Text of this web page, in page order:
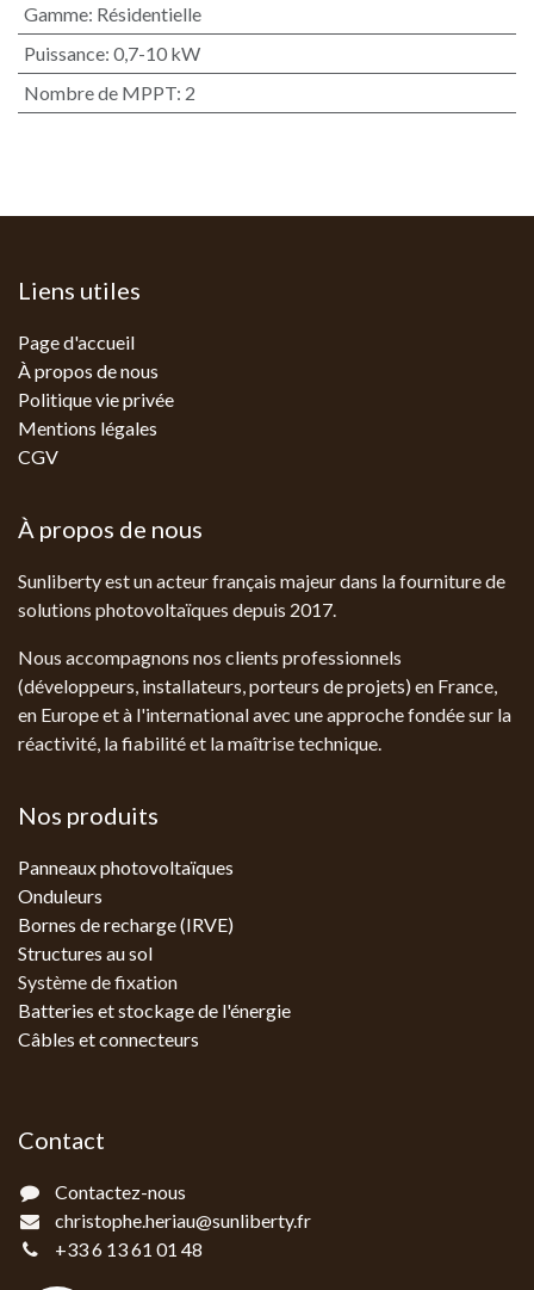
Gamme: Résidentielle
Puissance: 0,7-10 kW
Nombre de MPPT: 2
Liens utiles
Page d'accueil
À propos de nous
Politique vie privée
Mentions légales
CGV
À propos de nous
Sunliberty est un acteur français majeur dans la fourniture de
solutions photovoltaïques depuis 2017.
Nous accompagnons nos clients professionnels
(développeurs, installateurs, porteurs de projets) en France,
en Europe et à l'international avec une approche fondée sur la
réactivité, la fiabilité et la maîtrise technique.
Nos produits
Panneaux photovoltaïques
Onduleurs
Bornes de recharge (IRVE)
Structures au sol
Système de fixation
Batteries et stockage de l'énergie
Câbles et connecteurs
Contact
Contactez-nous
christophe.heriau@sunliberty.fr
+33 6 13 61 01 48‬